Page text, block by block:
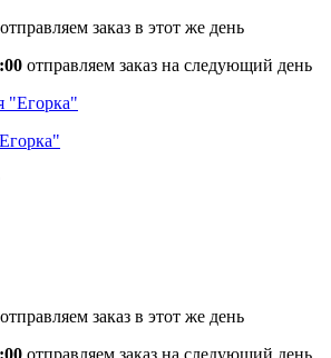
отправляем заказ в этот же день
отправляем заказ на следующий день
отправляем заказ в этот же день
отправляем заказ на следующий день